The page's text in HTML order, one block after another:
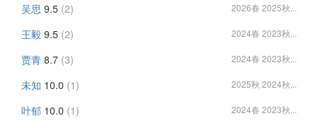
吴思 9.5 (2) 2026春 2025秋...
王毅 9.5 (2) 2024春 2023秋...
贾青 8.7 (3) 2024春 2023秋...
未知 10.0 (1) 2025秋 2024秋...
叶郁 10.0 (1) 2024春 2023秋...